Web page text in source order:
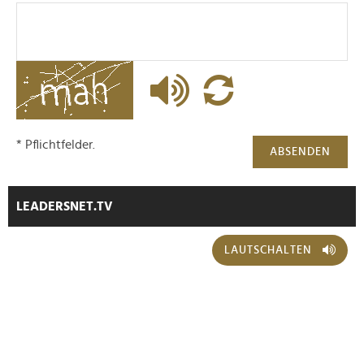
ABSENDEN
* Pflichtfelder.
LEADERSNET.TV
LAUTSCHALTEN